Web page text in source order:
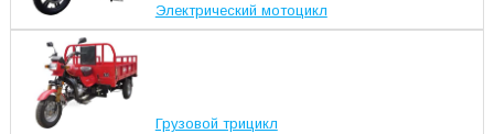
Электрический мотоцикл
Грузовой трицикл